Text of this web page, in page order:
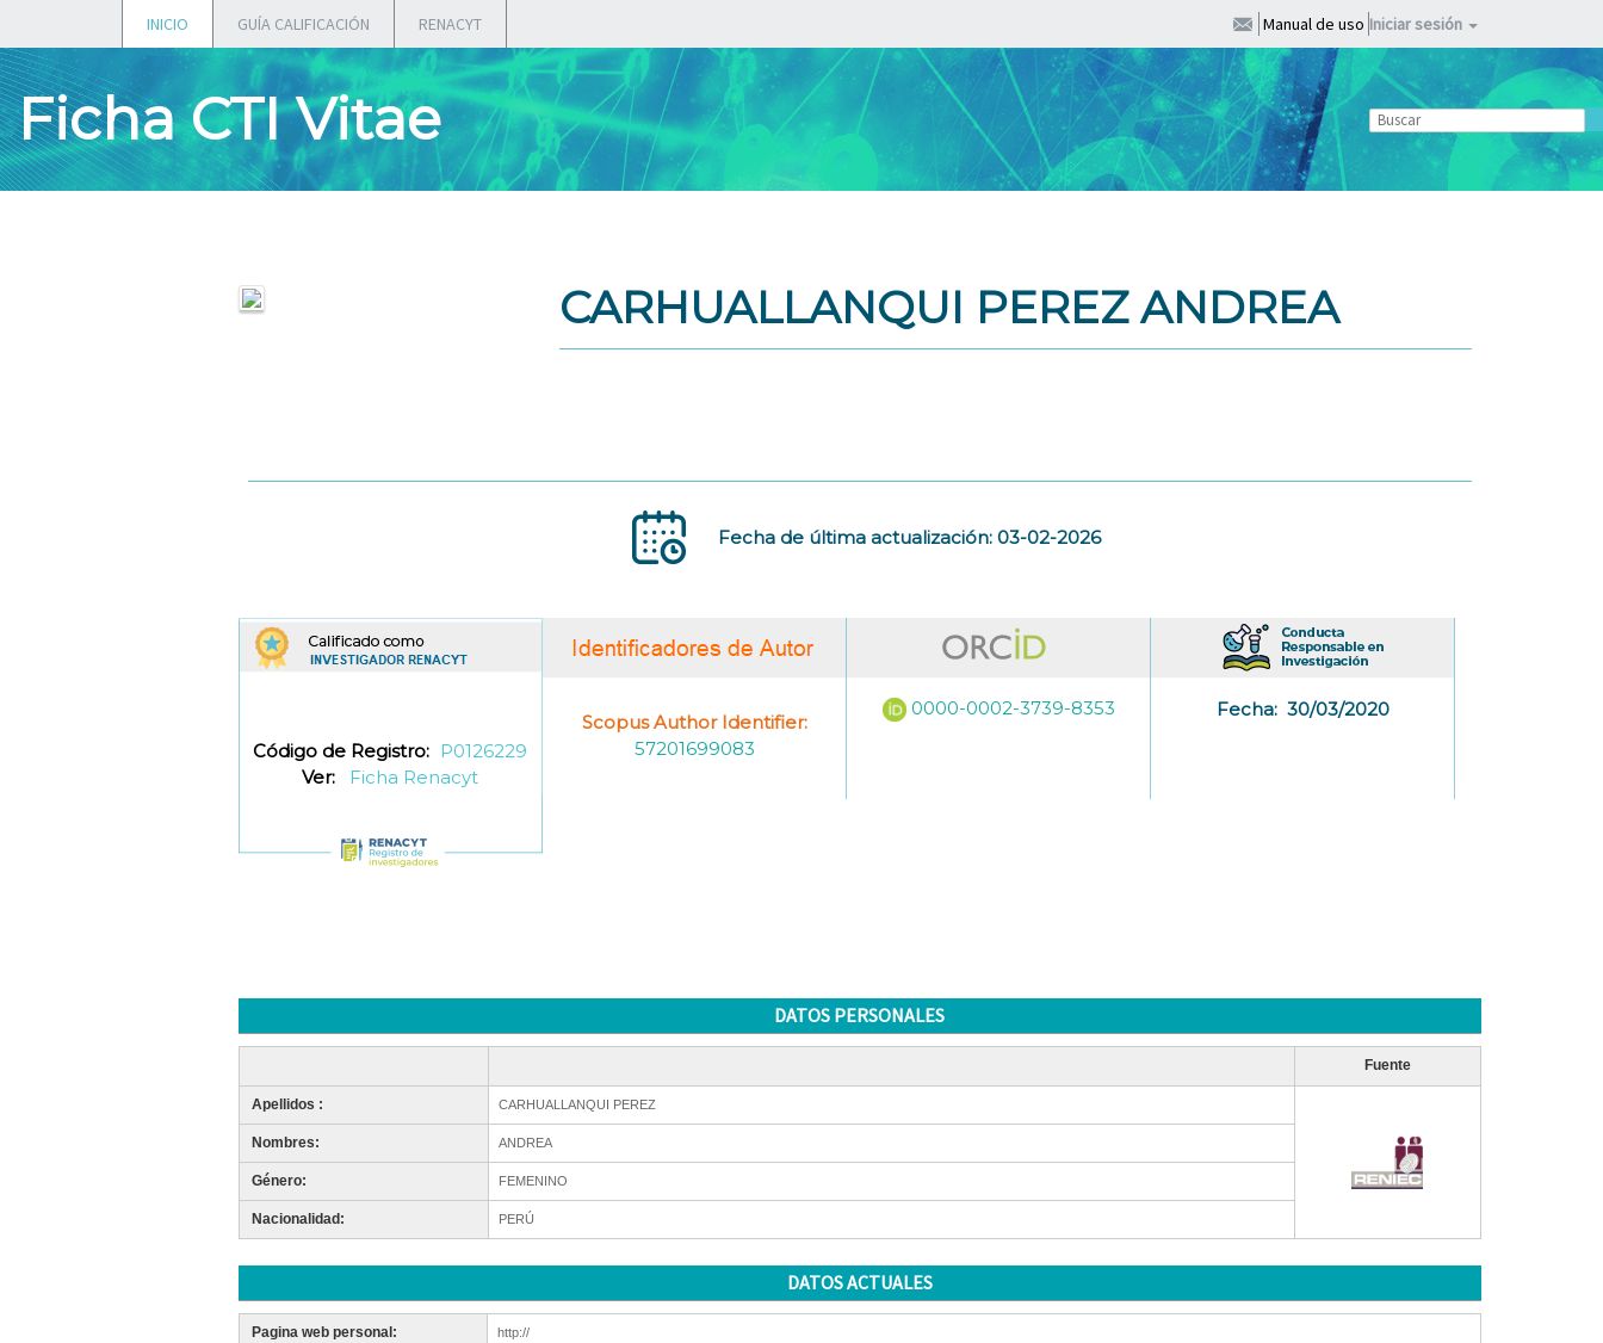
INICIO GUÍA CALIFICACIÓN RENACYT Manual de uso Iniciar sesión
Ficha CTI Vitae
CARHUALLANQUI PEREZ ANDREA
Fecha de última actualización: 03-02-2026
Código de Registro: P0126229
Ver:
Ficha Renacyt
Scopus Author Identifier:
57201699083
0000-0002-3739-8353 Fecha: 30/03/2020
DATOS PERSONALES
Fuente
Apellidos : CARHUALLANQUI PEREZ
Nombres: ANDREA
Género: FEMENINO
Nacionalidad: PERÚ
DATOS ACTUALES
Pagina web personal: http://